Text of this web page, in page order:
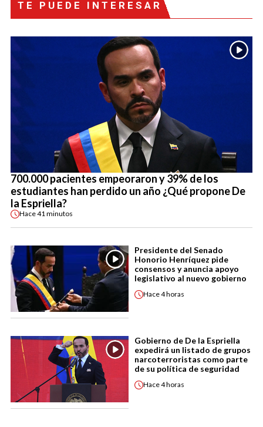
TE PUEDE INTERESAR
700.000 pacientes empeoraron y 39% de los
estudiantes han perdido un año ¿Qué propone De
la Espriella?
Hace41 minutos
Presidente del Senado
Honorio Henríquez pide
consensos y anuncia apoyo
legislativo al nuevo gobierno
Hace4 horas
Gobierno de De la Espriella
expedirá un listado de grupos
narcoterroristas como parte
de su política de seguridad
Hace4 horas